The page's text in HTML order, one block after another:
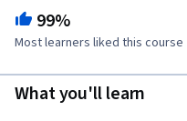
99%
Most learners liked this course
What you'll learn